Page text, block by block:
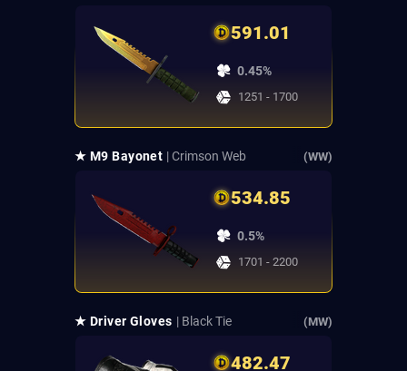
591.01
0.45%
1251 - 1700
★ M9 Bayonet | Crimson Web (WW)
534.85
0.5%
1701 - 2200
★ Driver Gloves | Black Tie (MW)
482.47